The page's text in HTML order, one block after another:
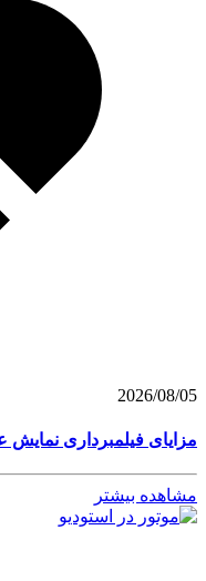
2026/08/05
مزایای فیلمبرداری
مشاهده بیشتر